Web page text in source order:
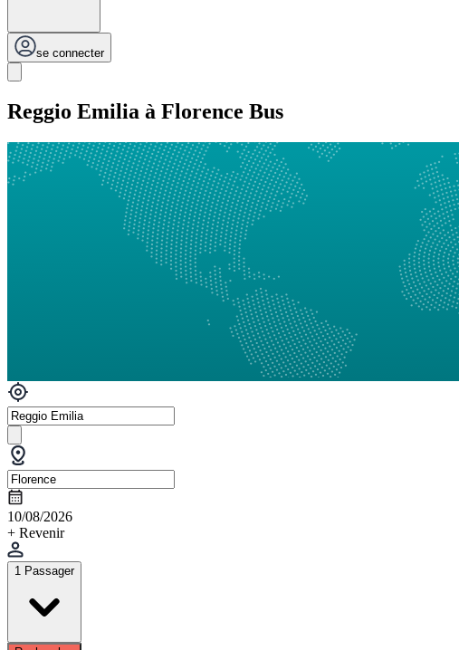
se connecter
Reggio Emilia à Florence Bus
10/08/2026
+ Revenir
1 Passager